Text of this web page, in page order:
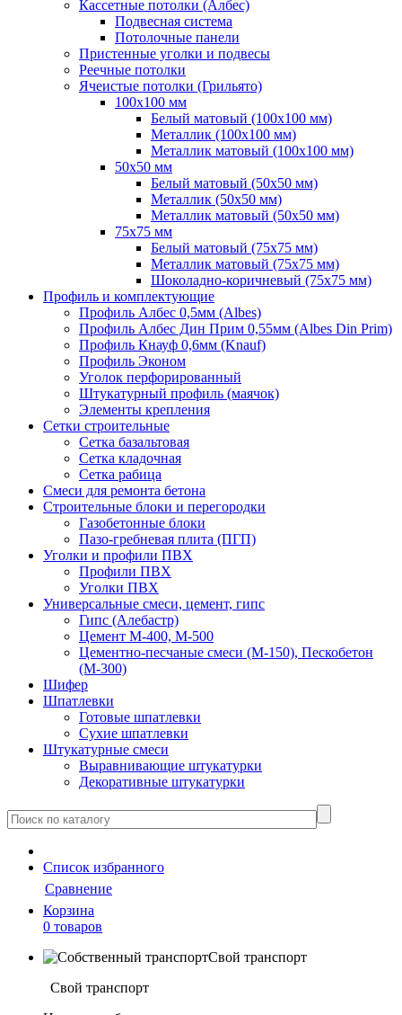
Кассетные потолки (Албес)
Подвесная система
Потолочные панели
Пристенные уголки и подвесы
Реечные потолки
Ячеистые потолки (Грильято)
100х100 мм
Белый матовый (100х100 мм)
Металлик (100х100 мм)
Металлик матовый (100х100 мм)
50х50 мм
Белый матовый (50х50 мм)
Металлик (50х50 мм)
Металлик матовый (50х50 мм)
75х75 мм
Белый матовый (75х75 мм)
Металлик матовый (75х75 мм)
Шоколадно-коричневый (75х75 мм)
Профиль и комплектующие
Профиль Албес 0,5мм (Albes)
Профиль Албес Дин Прим 0,55мм (Albes Din Prim)
Профиль Кнауф 0,6мм (Knauf)
Профиль Эконом
Уголок перфорированный
Штукатурный профиль (маячок)
Элементы крепления
Сетки строительные
Сетка базальтовая
Сетка кладочная
Сетка рабица
Смеси для ремонта бетона
Строительные блоки и перегородки
Газобетонные блоки
Пазо-гребневая плита (ПГП)
Уголки и профили ПВХ
Профили ПВХ
Уголки ПВХ
Универсальные смеси, цемент, гипс
Гипс (Алебастр)
Цемент М-400, М-500
Цементно-песчаные смеси (М-150), Пескобетон
(М-300)
Шифер
Шпатлевки
Готовые шпатлевки
Сухие шпатлевки
Штукатурные смеси
Выравнивающие штукатурки
Декоративные штукатурки
Cписок избранного
Сравнение
Корзина
0 товаров
Свой транспорт
Свой транспорт